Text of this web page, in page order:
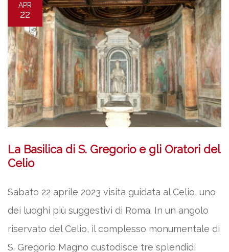
APR
22
La Basilica di S. Gregorio e gli Oratori del
Celio
Sabato 22 aprile 2023 visita guidata al Celio, uno
dei luoghi più suggestivi di Roma. In un angolo
riservato del Celio, il complesso monumentale di
S. Gregorio Magno custodisce tre splendidi